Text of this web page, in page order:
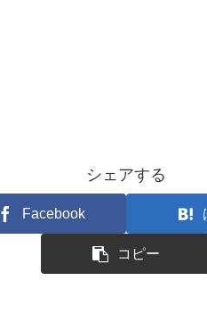
シェアする
Facebook
コピー